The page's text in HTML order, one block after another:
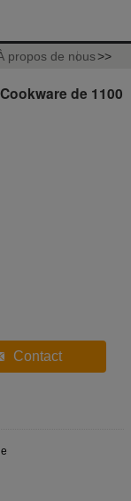
propos de nous>>
de 1100
Contact